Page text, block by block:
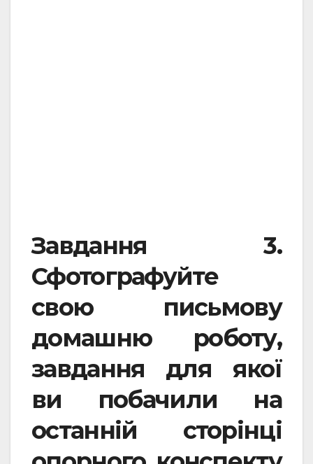
Завдання 3.
Сфотографуйте
свою письмову
домашню роботу,
завдання для якої
ви побачили на
останній сторінці